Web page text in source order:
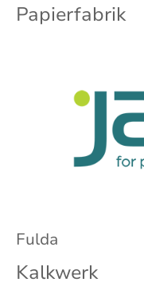
Papierfabrik
Fulda
Kalkwerk